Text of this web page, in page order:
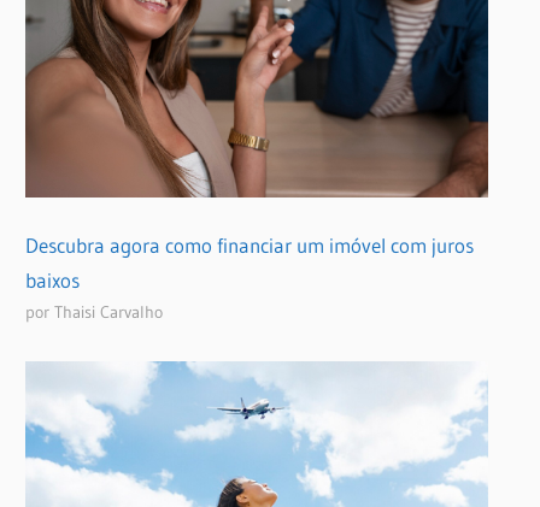
Descubra agora como financiar um imóvel com juros
baixos
por Thaisi Carvalho